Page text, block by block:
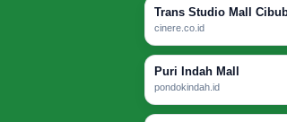
Trans Studio Mall
cinere.co.id
Puri Indah Mall
pondokindah.id